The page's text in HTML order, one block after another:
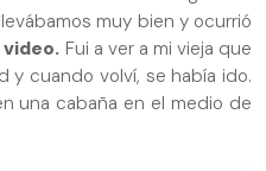
muy bien y ocurrió
Fui a ver a mi vieja que
y cuando volví, se había ido.
una cabaña en el medio de